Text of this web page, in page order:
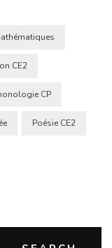
CE2
CP
Poésie CE2